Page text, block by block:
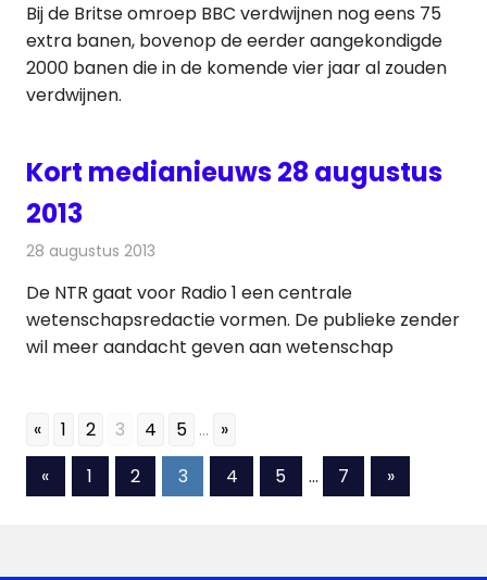
Bij de Britse omroep BBC verdwijnen nog eens 75
extra banen, bovenop de eerder aangekondigde
2000 banen die in de komende vier jaar al zouden
verdwijnen.
Kort medianieuws 28 augustus
2013
28 augustus 2013
De NTR gaat voor Radio 1 een centrale
wetenschapsredactie vormen. De publieke zender
wil meer aandacht geven aan wetenschap
« 1 2 3 4 5 ... »
Berichten
«Vorige
berichten
1 2 3 4 5 … 7
Volgende
berichten
»